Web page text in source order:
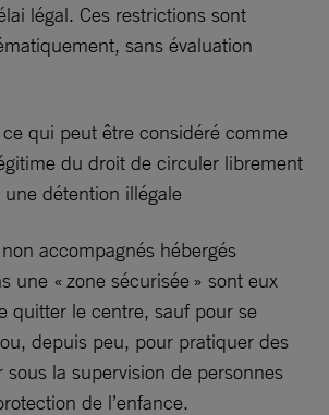
légal. Ces restrictions sont
sans évaluation
ce qui peut être considéré comme
du droit de circuler librement
une détention illégale
accompagnés hébergés
une « zone sécurisée » sont eux
quitter le centre, sauf pour se
depuis peu, pour pratiquer des
sous la supervision de personnes
de l’enfance.